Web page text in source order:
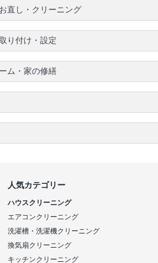
直し・クリーニング
り付け・設定
ム・家の修繕
人気カテゴリー
ハウスクリーニング
エアコンクリーニング
洗濯槽・洗濯機クリーニング
換気扇クリーニング
キッチンクリーニング